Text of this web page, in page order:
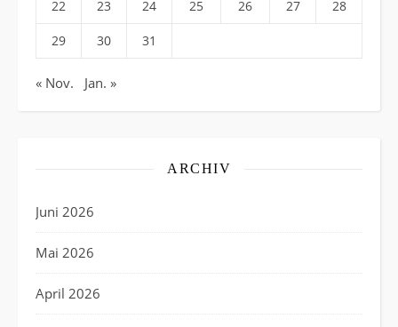
22 23 24 25 26 27 28
29 30 31
« Nov. Jan. »
ARCHIV
Juni 2026
Mai 2026
April 2026